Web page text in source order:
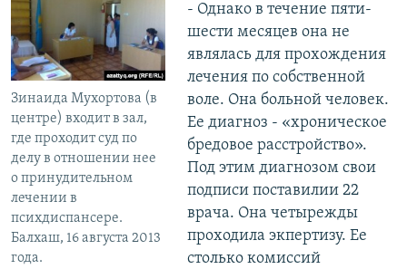
Зинаида Мухортова (в
центре) входит в зал,
где проходит суд по
делу в отношении нее
о принудительном
лечении в
психдиспансере.
Балхаш, 16 августа 2013
года.
- Однако в течение пяти-
шести месяцев она не
являлась для прохождения
лечения по собственной
воле. Она больной человек.
Ее диагноз - «хроническое
бредовое расстройство».
Под этим диагнозом свои
подписи поставилии 22
врача. Она четырежды
проходила экпертизу. Ее
столько комиссий